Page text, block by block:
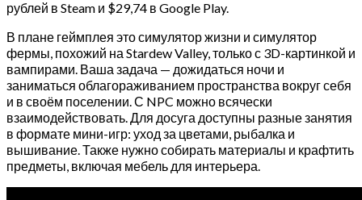
рублей в Steam и $29,74 в Google Play.
В плане геймплея это симулятор жизни и симулятор
фермы, похожий на Stardew Valley, только с 3D-картинкой и
вампирами. Ваша задача — дожидаться ночи и
заниматься облагораживанием пространства вокруг себя
и в своём поселении. С NPC можно всячески
взаимодействовать. Для досуга доступны разные занятия
в формате мини-игр: уход за цветами, рыбалка и
вышивание. Также нужно собирать материалы и крафтить
предметы, включая мебель для интерьера.